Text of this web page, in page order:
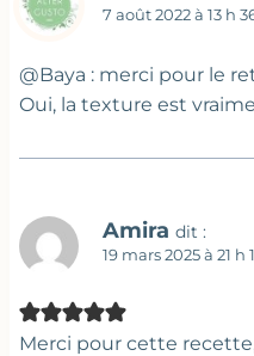
7 août 2022 à 13 h
@Baya : merci pour le
Oui, la texture est
Amira dit :
19 mars 2025 à 21 h
Merci pour cette recette,